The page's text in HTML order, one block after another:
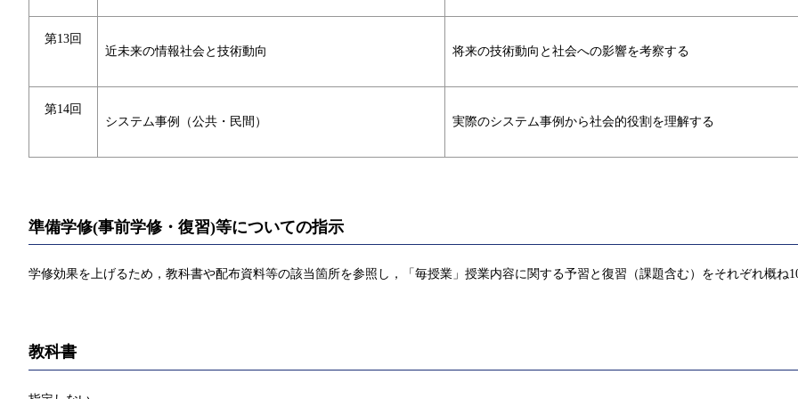
第13回
近未来の情報社会と技術動向
将来の技術動向と社会への影響を考察する
第14回
システム事例（公共・民間）
実際のシステム事例から社会的役割を理解する
準備学修(事前学修・復習)等についての指示
学修効果を上げるため，教科書や配布資料等の該当箇所を参照し，「毎授業」授業内容に関する予習と復習（課題含む）をそれぞれ概ね
教科書